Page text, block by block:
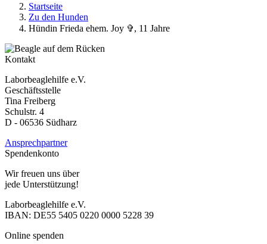
Startseite
Zu den Hunden
Hündin Frieda ehem. Joy ✞, 11 Jahre
Kontakt
Laborbeaglehilfe e.V.
Geschäftsstelle
Tina Freiberg
Schulstr. 4
D - 06536 Südharz
Ansprechpartner
Spendenkonto
Wir freuen uns über
jede Unterstützung!
Laborbeaglehilfe e.V.
IBAN: DE55 5405 0220 0000 5228 39
Online spenden